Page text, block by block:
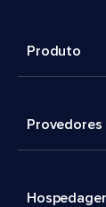
Produto
Provedores